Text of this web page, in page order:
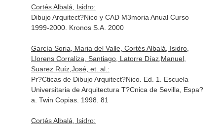
Cortés Albalá, Isidro:
Dibujo Arquitect?Nico y CAD M3moria Anual Curso
1999-2000. Kronos S.A. 2000
García Soria, Maria del Valle, Cortés Albalá, Isidro,
Llorens Corraliza, Santiago, Latorre Díaz,Manuel,
Suarez Ruíz,José, et. al.:
Pr?Cticas de Dibujo Arquitect?Nico. Ed. 1. Escuela
Universitaria de Arquitectura T?Cnica de Sevilla, Espa?
a. Twin Copias. 1998. 81
Cortés Albalá, Isidro: